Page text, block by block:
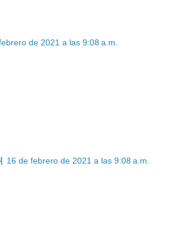
de 2021 a las 9:08 a.m.
16 de febrero de 2021 a las 9:08 a.m.